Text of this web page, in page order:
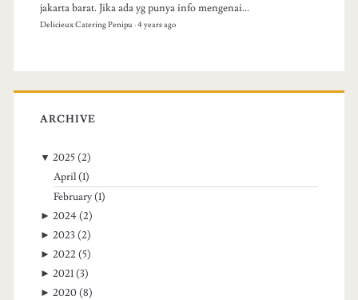
jakarta barat. Jika ada yg punya info mengenai...
Delicieux Catering Penipu·4 years ago
ARCHIVE
▼ 2025 (2)
April (1)
February (1)
► 2024 (2)
► 2023 (2)
► 2022 (5)
► 2021 (3)
► 2020 (8)